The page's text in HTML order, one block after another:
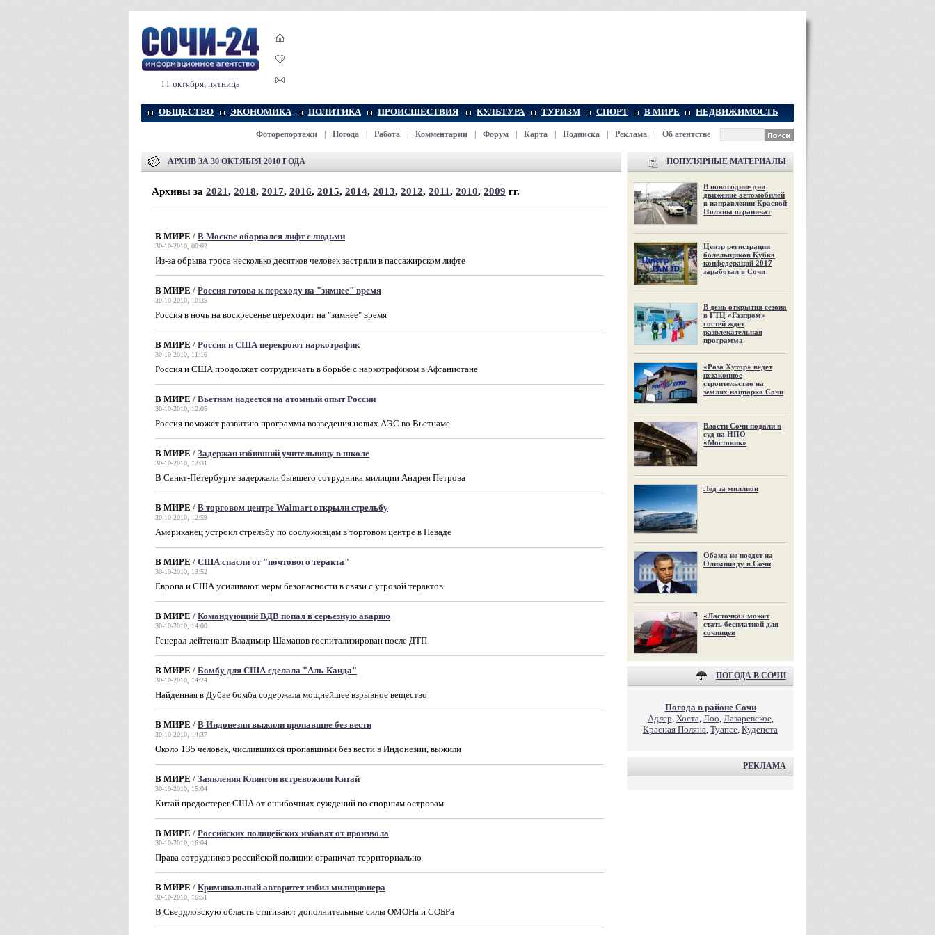
11 октября, пятница
ОБЩЕСТВО ЭКОНОМИКА ПОЛИТИКА ПРОИСШЕСТВИЯ КУЛЬТУРА ТУРИЗМ СПОРТ В МИРЕ НЕДВИЖИМОСТЬ
Фоторепортажи Погода Работа Комментарии Форум Карта Подписка Реклама Об агентстве
АРХИВ ЗА 30 ОКТЯБРЯ 2010 ГОДА
Архивы за 2021, 2018, 2017, 2016, 2015, 2014, 2013, 2012, 2011, 2010, 2009 гг.
В МИРЕ / В Москве оборвался лифт с людьми
30-10-2010, 00:02
Из-за обрыва троса несколько десятков человек застряли в пассажирском лифте
В МИРЕ / Россия готова к переходу на "зимнее" время
30-10-2010, 10:35
Россия в ночь на воскресенье переходит на "зимнее" время
В МИРЕ / Россия и США перекроют наркотрафик
30-10-2010, 11:16
Россия и США продолжат сотрудничать в борьбе с наркотрафиком в Афганистане
В МИРЕ / Вьетнам надеется на атомный опыт России
30-10-2010, 12:05
Россия поможет развитию программы возведения новых АЭС во Вьетнаме
В МИРЕ / Задержан избивший учительницу в школе
30-10-2010, 12:31
В Санкт-Петербурге задержали бывшего сотрудника милиции Андрея Петрова
В МИРЕ / В торговом центре Walmart открыли стрельбу
30-10-2010, 12:59
Американец устроил стрельбу по сослуживцам в торговом центре в Неваде
В МИРЕ / США спасли от "почтового теракта"
30-10-2010, 13:52
Европа и США усиливают меры безопасности в связи с угрозой терактов
В МИРЕ / Командующий ВДВ попал в серьезную аварию
30-10-2010, 14:00
Генерал-лейтенант Владимир Шаманов госпитализирован после ДТП
В МИРЕ / Бомбу для США сделала "Аль-Каида"
30-10-2010, 14:24
Найденная в Дубае бомба содержала мощнейшее взрывное вещество
В МИРЕ / В Индонезии выжили пропавшие без вести
30-10-2010, 14:37
Около 135 человек, числившихся пропавшими без вести в Индонезии, выжили
В МИРЕ / Заявления Клинтон встревожили Китай
30-10-2010, 15:04
Китай предостерег США от ошибочных суждений по спорным островам
В МИРЕ / Российских полицейских избавят от произвола
30-10-2010, 16:04
Права сотрудников российской полиции ограничат территориально
В МИРЕ / Криминальный авторитет избил милиционера
30-10-2010, 16:51
В Свердловскую область стягивают дополнительные силы ОМОНа и СОБРа
ПОПУЛЯРНЫЕ МАТЕРИАЛЫ
В новогодние дни
движение автомобилей
в направлении Красной
Поляны ограничат
Центр регистрации
болельщиков Кубка
конфедераций 2017
заработал в Сочи
В день открытия сезона
в ГТЦ «Газпром»
гостей ждет
развлекательная
программа
«Роза Хутор» ведет
незаконное
строительство на
землях нацпарка Сочи
Власти Сочи подали в
суд на НПО
«Мостовик»
Лед за миллион
Обама не поедет на
Олимпиаду в Сочи
«Ласточка» может
стать бесплатной для
сочинцев
ПОГОДА В СОЧИ
Погода в районе Сочи
Адлер, Хоста, Лоо, Лазаревское,
Красная Поляна, Туапсе, Кудепста
РЕКЛАМА